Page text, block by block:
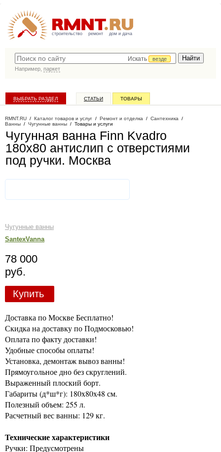
строительство ремонт дом и дача
Искать
везде
Например, паркет
ВЫБРАТЬ РАЗДЕЛ СТАТЬИ ТОВАРЫ
RMNT.RU / Каталог товаров и услуг / Ремонт и отделка / Сантехника /
Ванны / Чугунные ванны / Товары и услуги
Чугунная ванна Finn Kvadro
180х80 антислип с отверстиями
под ручки. Москва
Чугунные ванны
SantexVanna
78 000
руб.
Купить
Доставка по Москве Бесплатно!
Скидка на доставку по Подмосковью!
Оплата по факту доставки!
Удобные способы оплаты!
Установка, демонтаж вывоз ванны!
Прямоугольное дно без скруглений.
Выраженный плоский борт.
Габариты (д*ш*г): 180x80x48 см.
Полезный объем: 255 л.
Расчетный вес ванны: 129 кг.
Технические характеристики
Ручки: Предусмотрены